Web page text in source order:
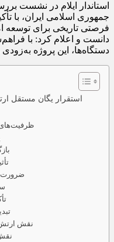
استاندار ایلام در نشست
جمهوری اسلامی ایران، با
فرصتی تاریخی برای توسعه
دانست و اعلام کرد: با
دستگاه‌ها، این پروژه
استقرار یگان مستقل
ضرورت
نقش ارتش